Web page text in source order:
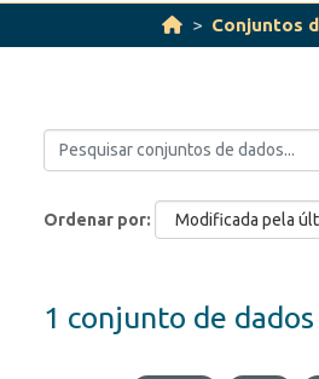
Conjuntos
Ordenar por
1 conjunto de